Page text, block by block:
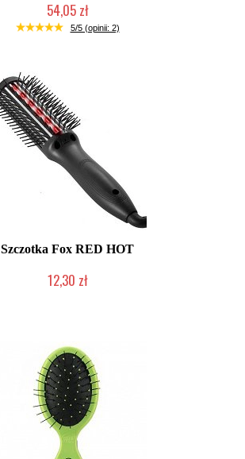
54,05 zł
Duża ilość (wysyłka w 24h)
5/5 (opinii: 2)
Szczotka Fox RED HOT
12,30 zł